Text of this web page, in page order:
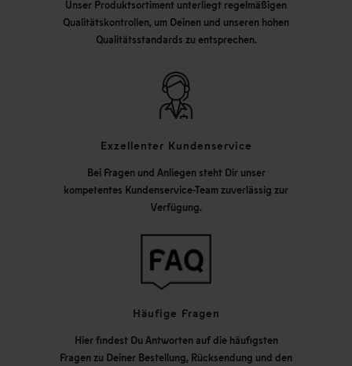
Unser Produktsortiment unterliegt regelmäßigen
Qualitätskontrollen, um Deinen und unseren hohen
Qualitätsstandards zu entsprechen.
Exzellenter Kundenservice
Bei Fragen und Anliegen steht Dir unser
kompetentes Kundenservice-Team zuverlässig zur
Verfügung.
Häufige Fragen
Hier findest Du Antworten auf die häufigsten
Fragen zu Deiner Bestellung, Rücksendung und den